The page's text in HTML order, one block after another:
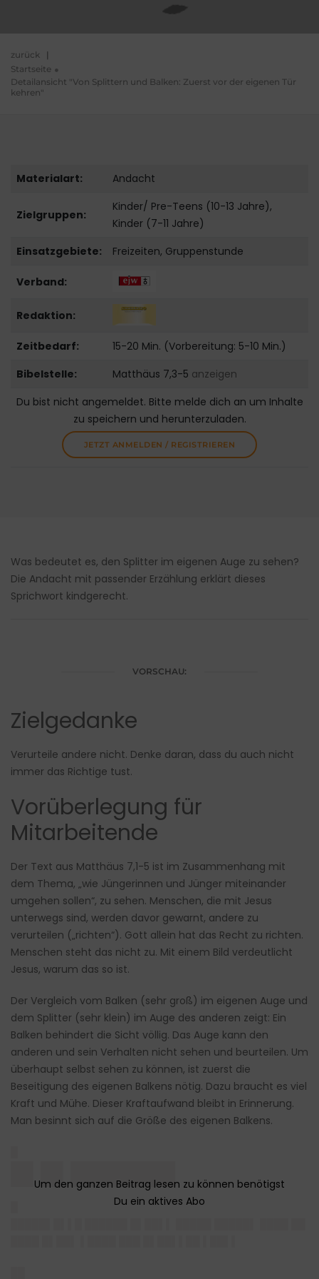
zurück |
Startseite
Detailansicht "Von Splittern und Balken: Zuerst vor der eigenen Tür
kehren"
Materialart: Andacht
Zielgruppen:
Kinder/ Pre-Teens (10-13 Jahre),
Kinder (7-11 Jahre)
Einsatzgebiete:
Freizeiten, Gruppenstunde
Verband:
Redaktion:
Zeitbedarf:
15-20 Min. (Vorbereitung: 5-10 Min.)
Bibelstelle:
Matthäus 7,3-5 anzeigen
Du bist nicht angemeldet. Bitte melde dich an um Inhalte
zu speichern und herunterzuladen.
JETZT ANMELDEN / REGISTRIEREN
Was bedeutet es, den Splitter im eigenen Auge zu sehen?
Die Andacht mit passender Erzählung erklärt dieses
Sprichwort kindgerecht.
VORSCHAU:
Zielgedanke
Verurteile andere nicht. Denke daran, dass du auch nicht
immer das Richtige tust.
Vorüberlegung für
Mitarbeitende
Der Text aus Matthäus 7,1-5 ist im Zusammenhang mit
dem Thema, „wie Jüngerinnen und Jünger miteinander
umgehen sollen“, zu sehen. Menschen, die mit Jesus
unterwegs sind, werden davor gewarnt, andere zu
verurteilen („richten“). Gott allein hat das Recht zu richten.
Menschen steht das nicht zu. Mit einem Bild verdeutlicht
Jesus, warum das so ist.
Der Vergleich vom Balken (sehr groß) im eigenen Auge und
dem Splitter (sehr klein) im Auge des anderen zeigt: Ein
Balken behindert die Sicht völlig. Das Auge kann den
anderen und sein Verhalten nicht sehen und beurteilen. Um
überhaupt selbst sehen zu können, ist zuerst die
Beseitigung des eigenen Balkens nötig. Dazu braucht es viel
Kraft und Mühe. Dieser Kraftaufwand bleibt in Erinnerung.
Man besinnt sich auf die Größe des eigenen Balkens.
█▌█▌███████